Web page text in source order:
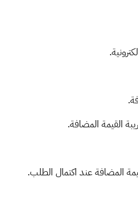
القيمة المضافة.
المضافة عند اكتمال الطلب.